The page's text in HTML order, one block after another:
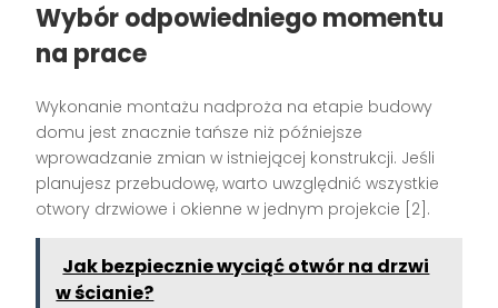
Wybór odpowiedniego momentu
na prace
Wykonanie montażu nadproża na etapie budowy
domu jest znacznie tańsze niż późniejsze
wprowadzanie zmian w istniejącej konstrukcji. Jeśli
planujesz przebudowę, warto uwzględnić wszystkie
otwory drzwiowe i okienne w jednym projekcie [2].
Jak bezpiecznie wyciąć otwór na drzwi
w ścianie?